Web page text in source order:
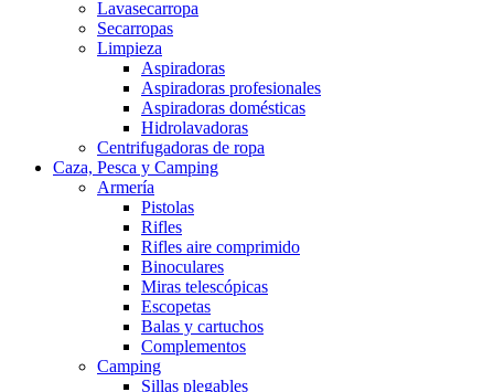
Lavasecarropa
Secarropas
Limpieza
Aspiradoras
Aspiradoras profesionales
Aspiradoras domésticas
Hidrolavadoras
Centrifugadoras de ropa
Caza, Pesca y Camping
Armería
Pistolas
Rifles
Rifles aire comprimido
Binoculares
Miras telescópicas
Escopetas
Balas y cartuchos
Complementos
Camping
Sillas plegables